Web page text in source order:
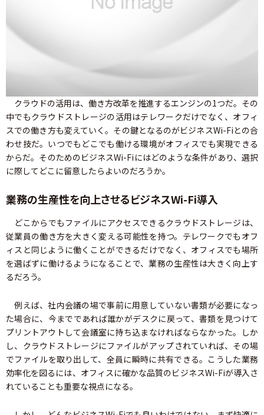
クラウドの活用は、働き方改革を推進するエンジンの1つだ。その
中でもクラウドストレージの活用はテレワークだけでなく、オフィ
スでの働き方も変えていく。その鍵となるのがビジネスWi-Fiとの合
わせ技だ。いつでもどこでも働ける環境がオフィスでも実現できる
からだ。そのためのビジネスWi-Fiにはどのような条件があり、選択
に際してどこに留意したらよいのだろうか。
業務の生産性を向上させるビジネスWi-Fi導入
どこからでもファイルにアクセスできるクラウドストレージは、
従業員の働き方を大きく変える可能性を持つ。テレワークでもオフ
ィスと同じように働くことができるだけでなく、オフィスでも場所
を選ばずに働けるようになることで、業務の生産性は大きく向上す
るだろう。
例えば、社内会議の場で事前に用意していない書類が必要になっ
た場合に、今までであれば誰かがデスクに戻って、書類を見つけて
プリントアウトして会議室に持ち込まなければならなかった。しか
し、クラウドストレージにファイルがアップされていれば、その場
でファイルを取り出して、全員に瞬時に共有できる。こうした業務
効率化を図るには、オフィスに確かな品質のビジネスWi-Fiが導入さ
れていることも重要な視点になる。